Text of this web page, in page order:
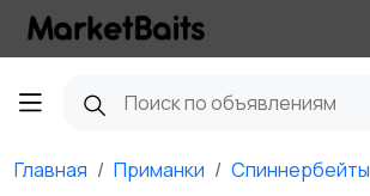
Главная Приманки Спиннербейты